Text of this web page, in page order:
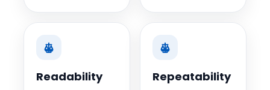
Readability Repeatability